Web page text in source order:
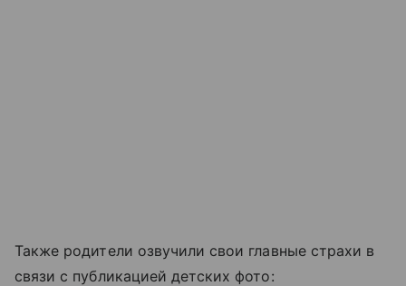
Также родители озвучили свои главные страхи в
связи с публикацией детских фото: